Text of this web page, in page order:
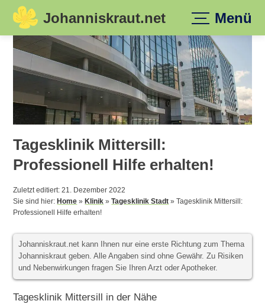
Skip
content
Johanniskraut.net Menü
Tagesklinik Mittersill:
Professionell Hilfe erhalten!
Zuletzt editiert: 21. Dezember 2022
Sie sind hier:Home »Klinik »Tagesklinik Stadt »Tagesklinik Mittersill:
Professionell Hilfe erhalten!
Johanniskraut.net kann Ihnen nur eine erste Richtung zum Thema
Johanniskraut geben. Alle Angaben sind ohne Gewähr. Zu Risiken
und Nebenwirkungen fragen Sie Ihren Arzt oder Apotheker.
Tagesklinik Mittersill in der Nähe